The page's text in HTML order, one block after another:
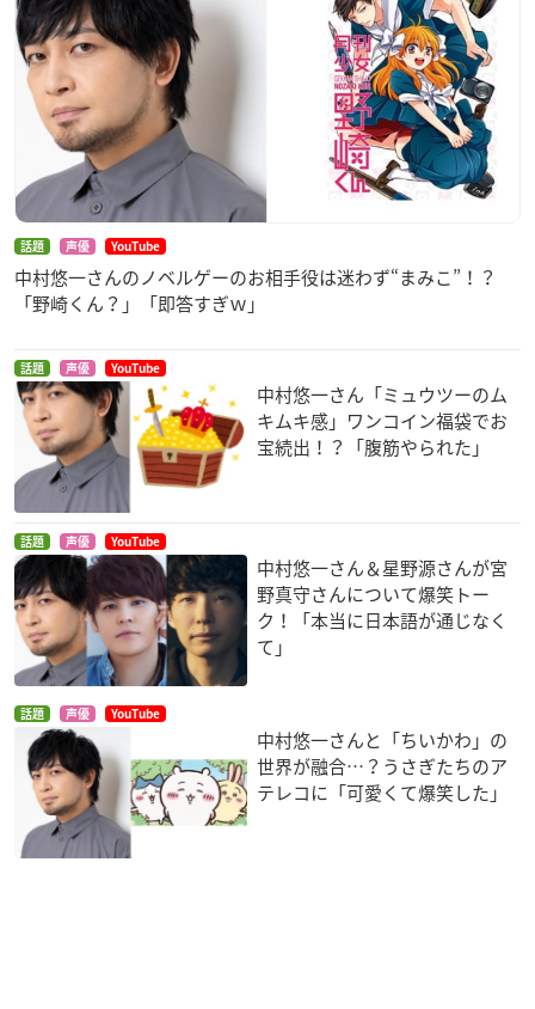
【スタッフ】
原作：アカツキ × トゥーキョーゲームス
原案：小高和剛
キャラクター原案：小松崎類、しまどりる
音楽：高田雅史
総合プロデューサー：山口修平
監督：青木悠（「ポプテピピック」演出・原画）
シリーズ構成：横手美智子（「SHIROBAKO」）
アニメーションキャラクターデザイン・総作画監督：薮本陽輔
（「デュエル・マスターズ」シリーズ）
美術監督:三宅昌和
色彩設計:大西峰代
3DCGI:Felix Film
モニターワークス:ワツジサトシ
撮影監督:柏木健太郎
撮影:アスラフィルム
編集:長谷川舞（エディッツ）
音響監督:田中亮/音楽制作：ランティス（「ラブライブ！」）
アニメーション制作：ライデンフィルム（「東京リベンジャー
ズ」）
製作：トライブナイン製作委員会
【キャスト】
神谷瞬：石田彰
白金ハル:堀江瞬
タイガ:沢城千春
有栖川さおり:渕上舞
三田三太郎:田村睦心
話題 声優 YouTube
中村悠一さんのノベルゲーのお相手役は迷わず“まみこ”！？
「野崎くん？」「即答すぎｗ」
話題 声優 YouTube
中村悠一さん「ミュウツーのム
キムキ感」ワンコイン福袋でお
宝続出！？「腹筋やられた」
話題 声優 YouTube
中村悠一さん＆星野源さんが宮
野真守さんについて爆笑トー
ク！「本当に日本語が通じなく
て」
話題 声優 YouTube
中村悠一さんと「ちいかわ」の
世界が融合…？うさぎたちのア
テレコに「可愛くて爆笑した」